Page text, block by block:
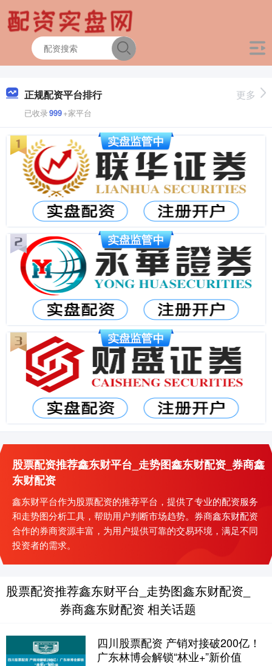
正规配资平台排行
已收录999+家平台
更多
股票配资推荐鑫东财平台_走势图鑫东财配资_券商鑫
东财配资
鑫东财平台作为股票配资的推荐平台，提供了专业的配资服务
和走势图分析工具，帮助用户判断市场趋势。券商鑫东财配资
合作的券商资源丰富，为用户提供可靠的交易环境，满足不同
投资者的需求。
股票配资推荐鑫东财平台_走势图鑫东财配资_
券商鑫东财配资 相关话题
四川股票配资 产销对接破200亿！
广东林博会解锁“林业+”新价值